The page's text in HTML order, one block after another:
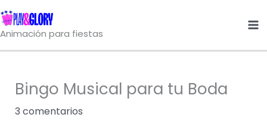
al
contenido
Animación para fiestas
Bingo Musical para tu Boda
3 comentarios